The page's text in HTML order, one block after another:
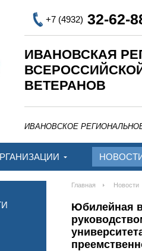
+7 (4932) 32-62-
ИВАНОВСКАЯ
ВЕТЕРАНОВ
ИВАНОВСКОЕ
Главная Новости
Юбилейная